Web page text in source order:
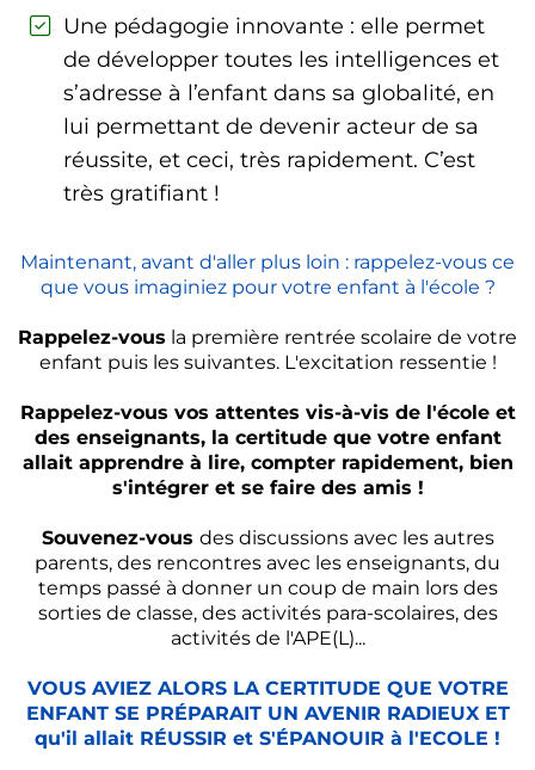
Une pédagogie innovante : elle permet
de développer toutes les intelligences et
s’adresse à l’enfant dans sa globalité, en
lui permettant de devenir acteur de sa
réussite, et ceci, très rapidement. C’est
très gratifiant !
Maintenant, avant d'aller plus loin : rappelez-vous ce
que vous imaginiez pour votre enfant à l'école ?
Rappelez-vous la première rentrée scolaire de votre
enfant puis les suivantes. L'excitation ressentie !
Rappelez-vous vos attentes vis-à-vis de l'école et
des enseignants, la certitude que votre enfant
allait apprendre à lire, compter rapidement, bien
s'intégrer et se faire des amis !
Souvenez-vous des discussions avec les autres
parents, des rencontres avec les enseignants, du
temps passé à donner un coup de main lors des
sorties de classe, des activités para-scolaires, des
activités de l'APE(L)...
VOUS AVIEZ ALORS LA CERTITUDE QUE VOTRE
ENFANT SE PRÉPARAIT UN AVENIR RADIEUX ET
qu'il allait RÉUSSIR et S'ÉPANOUIR à l'ECOLE !